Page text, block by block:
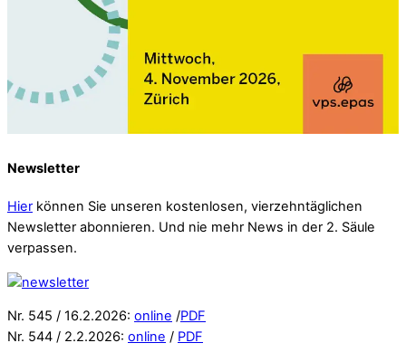
Newsletter
Hier können Sie unseren kostenlosen, vierzehntäglichen
Newsletter abonnieren. Und nie mehr News in der 2. Säule
verpassen.
Nr. 545 / 16.2.2026: online /PDF
Nr. 544 / 2.2.2026: online / PDF